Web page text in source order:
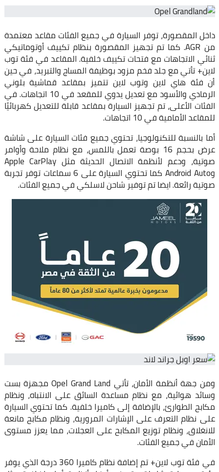
داخل المقصورة، توفر السيارة في جميع الفئات مقاعد معتمدة
من AGR. كما تم تجهيز المقصورة بنظام تكييف أوتوماتيكي
ثنائي الاتجاهات مع فتحات تكييف خلفية. المقاعد في فئة توب
لاين+ تأتي مع جلد فخم مزود بوظيفة المساج والتبريد، في حين
أن فئة هاي لاين وتوب لاين تتميز بمقاعد قماشية بلوني
الرمادي والأسود مع تعديل يدوي للمقعد في 10 اتجاهات. في
الفئات الأعلى، تم تجهيز السيارة بمقاعد قابلة للتعديل كهربائيًا
للمقاعد الأمامية في 10 اتجاهات.
أما بالنسبة للتكنولوجيا، تحتوي جميع فئات السيارة على شاشة
عرض بحجم 16 بوصة تعمل باللمس، مع نظام ملاحة وأوامر
صوتية، ودعم لأنظمة الاتصال الحديثة مثل Apple CarPlay
وAndroid Auto كما تحتوي السيارة على 6 سماعات توفر تجربة
صوتية رائعة. ايضا تم توفير شاحن لاسلكي في جميع الفئات.
ومن جهة أنظمة الأمان، تأتي Opel Grand Land مجهزة بست
وسائد هوائية، مع نظام مساعدة السائق على الانتباه، ونظام
مكابح الطوارئ، بالإضافة إلى كاميرا خلفية. كما تحتوي السيارة
على نظام التعرف على الإشارات المرورية، ونظام مكابح مانعة
للانغلاق، ونظام توزيع المكابح على العجلات، مما يعزز مستوى
الأمان في جميع الفئات.
في فئة توب لاين+ تم إضافة نظام كاميرا 360 درجة الذي يوفر